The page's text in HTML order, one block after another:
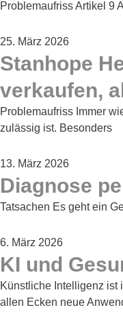
Problemaufriss Artikel 9
25. März 2026
Stanhope
verkaufen,
Problemaufriss Immer
zulässig ist. Besonders
13. März 2026
Diagnose
Tatsachen Es geht ein
6. März 2026
KI und
Künstliche Intelligenz ist
allen Ecken neue